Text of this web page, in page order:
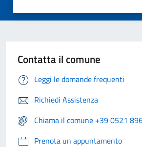
Contatta il comune
Leggi le domande frequenti
Richiedi Assistenza
Chiama il comune +39 0521
Prenota un appuntamento